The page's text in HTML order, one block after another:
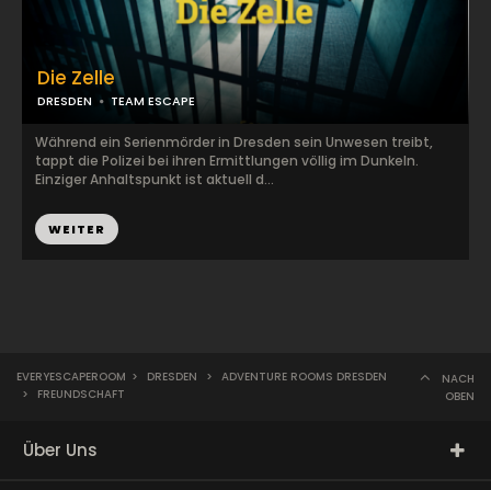
Die Zelle
DRESDEN TEAM ESCAPE
Während ein Serienmörder in Dresden sein Unwesen treibt,
tappt die Polizei bei ihren Ermittlungen völlig im Dunkeln.
Einziger Anhaltspunkt ist aktuell d...
WEITER
EVERYESCAPEROOM > DRESDEN > ADVENTURE ROOMS DRESDEN
>
FREUNDSCHAFT
NACH
OBEN
Über Uns